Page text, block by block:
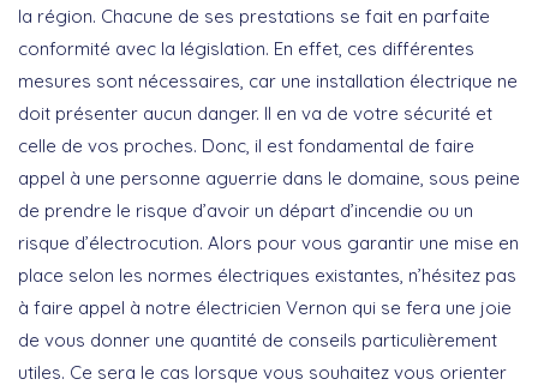
la région. Chacune de ses prestations se fait en parfaite
conformité avec la législation. En effet, ces différentes
mesures sont nécessaires, car une installation électrique ne
doit présenter aucun danger. Il en va de votre sécurité et
celle de vos proches. Donc, il est fondamental de faire
appel à une personne aguerrie dans le domaine, sous peine
de prendre le risque d’avoir un départ d’incendie ou un
risque d’électrocution. Alors pour vous garantir une mise en
place selon les normes électriques existantes, n’hésitez pas
à faire appel à notre électricien Vernon qui se fera une joie
de vous donner une quantité de conseils particulièrement
utiles. Ce sera le cas lorsque vous souhaitez vous orienter